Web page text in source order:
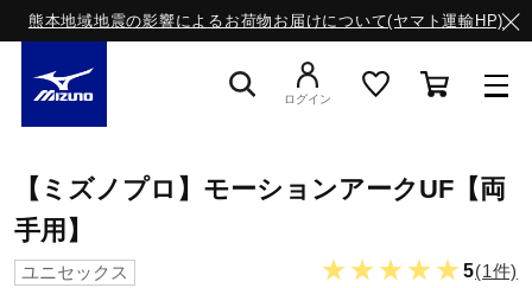
熊本地域地震の影響によるお荷物お届けについて(ヤマト運輸HP)
スニーカー
ライフスタイルウエア
ログイン
【ミズノプロ】モーションアークUF【両
手用】
ユニセックス ★★★★★5(1件)